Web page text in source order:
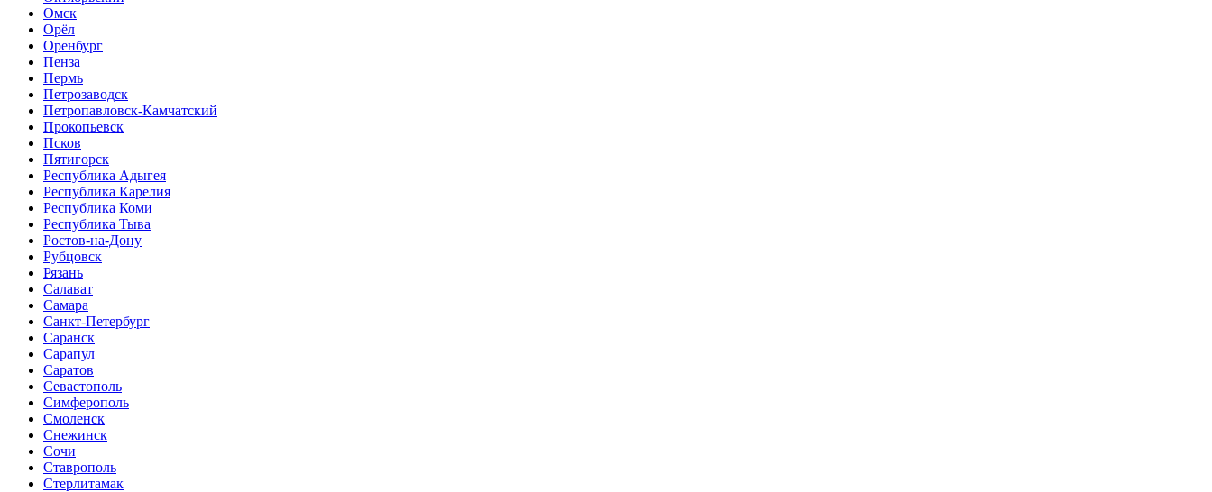
Омск
Орёл
Оренбург
Пенза
Пермь
Петрозаводск
Петропавловск-Камчатский
Прокопьевск
Псков
Пятигорск
Республика Адыгея
Республика Карелия
Республика Коми
Республика Тыва
Ростов-на-Дону
Рубцовск
Рязань
Салават
Самара
Санкт-Петербург
Саранск
Сарапул
Саратов
Севастополь
Симферополь
Смоленск
Снежинск
Сочи
Ставрополь
Стерлитамак